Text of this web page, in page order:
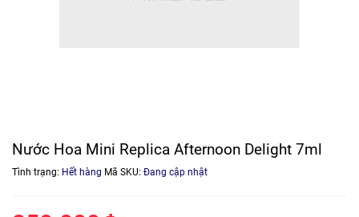
Nước Hoa Mini Replica Afternoon Delight 7ml
Tình trạng: Hết hàng Mã SKU: Đang cập nhật